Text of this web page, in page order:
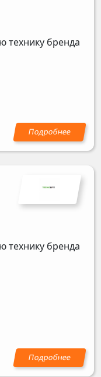
технику бренда
технику бренда